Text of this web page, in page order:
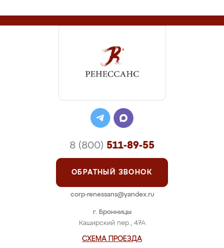
г. Бронницы
Каширский пер., 47А
СХЕМА ПРОЕЗДА
8 (800) 511-89-55
ОБРАТНЫЙ ЗВОНОК
corp-renessans@yandex.ru